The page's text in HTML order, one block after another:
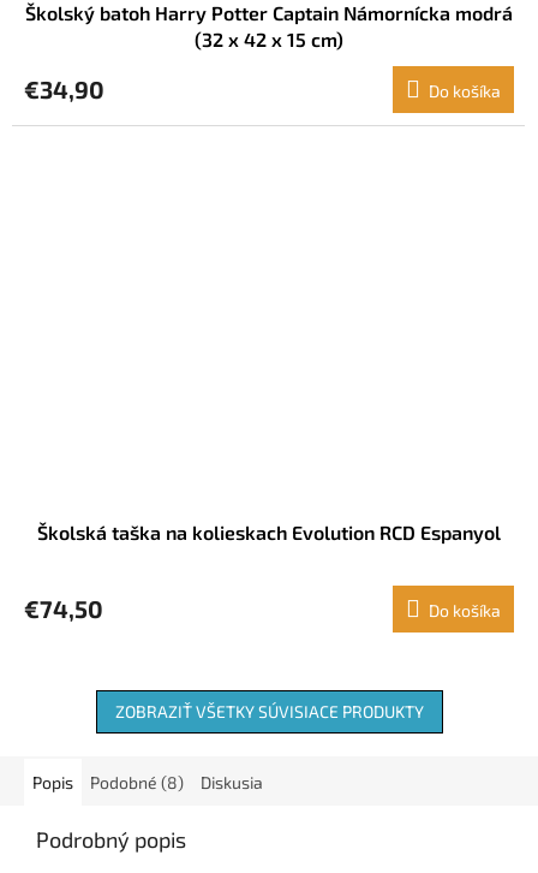
Školský batoh Harry Potter Captain Námornícka modrá
(32 x 42 x 15 cm)
€34,90 Do košíka
Školská taška na kolieskach Evolution RCD Espanyol
€74,50 Do košíka
ZOBRAZIŤ VŠETKY SÚVISIACE PRODUKTY
Popis Podobné (8) Diskusia
Podrobný popis